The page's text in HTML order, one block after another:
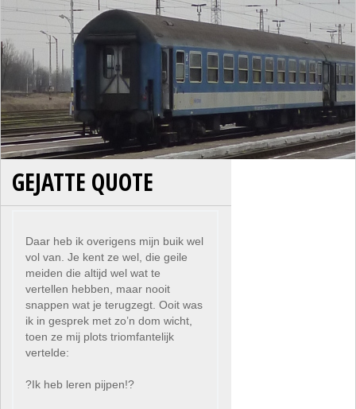
GEJATTE QUOTE
Daar heb ik overigens mijn buik wel
vol van. Je kent ze wel, die geile
meiden die altijd wel wat te
vertellen hebben, maar nooit
snappen wat je terugzegt. Ooit was
ik in gesprek met zo’n dom wicht,
toen ze mij plots triomfantelijk
vertelde:
?Ik heb leren pijpen!?